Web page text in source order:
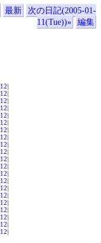
最新
次の日記(2005-01-
11(Tue))»
編集
12|
12|
12|
12|
12|
12|
12|
12|
12|
12|
12|
12|
12|
12|
12|
12|
12|
12|
12|
12|
12|